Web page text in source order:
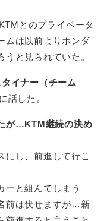
とのプライベータ
ムは以前よりホンダ
と見られていた。
イナー（チーム
話した。
が…KTM継続の決め
にし、前進して行こ
ーと組んでしまう
前は伏せますが…新